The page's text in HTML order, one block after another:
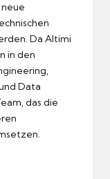
Da Altimi
in den
Data
das die